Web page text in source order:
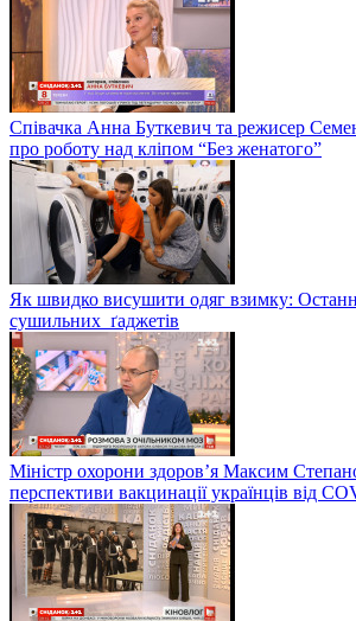
Співачка Анна Буткевич та режисер
про роботу над кліпом “Без женатого”
Як швидко висушити одяг взимку:
сушильних ґаджетів
Міністр охорони здоров’я Максим
перспективи вакцинації українців від